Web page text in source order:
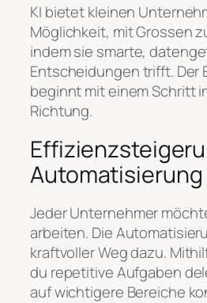
KI bietet kleinen
Möglichkeit, mit Grossen
indem sie smarte,
Entscheidungen trifft. Der
beginnt mit einem Schritt
Richtung.
Automatisierung
Jeder Unternehmer
arbeiten. Die
kraftvoller Weg dazu.
du repetitive Aufgaben
auf wichtigere Bereiche